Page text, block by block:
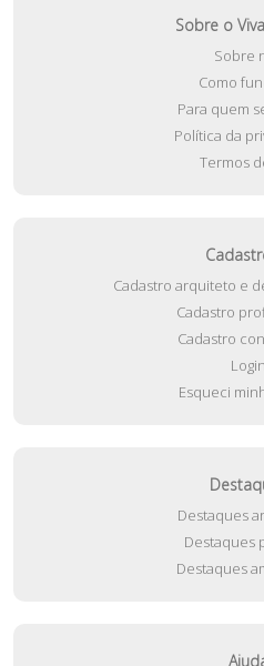
Sobre o
Sobre
Como
Para quem
Política da
Termos
Cadastro arquiteto e
Cadastro
Cadastro
Login
Esqueci
Destaques
Destaques
Destaques